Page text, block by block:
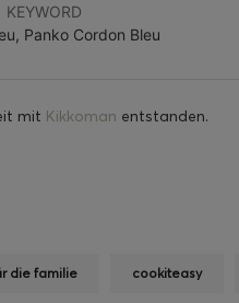
KEYWORD
Panko Cordon Bleu
mit Kikkoman entstanden.
die familie cookiteasy